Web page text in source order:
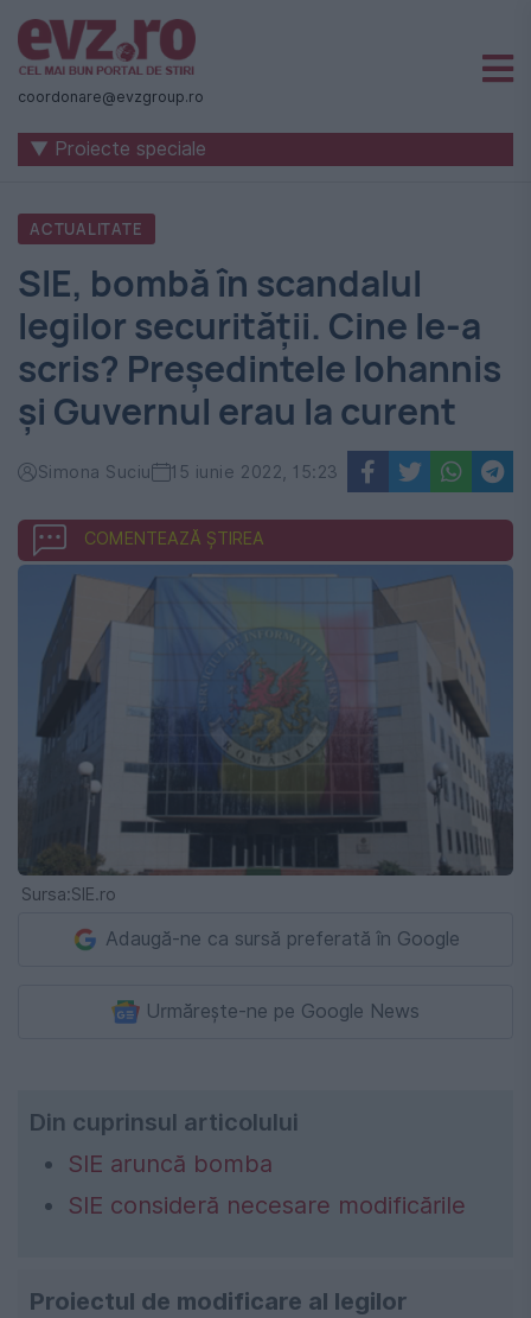
Știri
naționale
internaționale
România
-
Evenimentul
Zilei
coordonare@evzgroup.ro
▼ Proiecte speciale
ACTUALITATE
SIE, bombă în scandalul
legilor securității. Cine le-a
scris? Președintele Iohannis
și Guvernul erau la curent
Simona Suciu 15 iunie 2022, 15:23
COMENTEAZĂ ȘTIREA
Sursa:SIE.ro
Adaugă-ne ca sursă preferată în Google
Urmărește-ne pe Google News
Din cuprinsul articolului
SIE aruncă bomba
SIE consideră necesare modificările
Proiectul de modificare al legilor